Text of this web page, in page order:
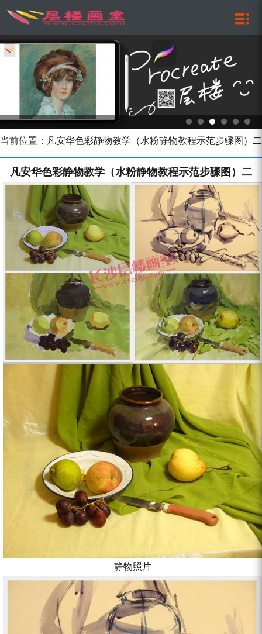
当前位置：凡安华色彩静物教学（水粉静物教程示范步骤图）二
凡安华色彩静物教学（水粉静物教程示范步骤图）二
静物照片